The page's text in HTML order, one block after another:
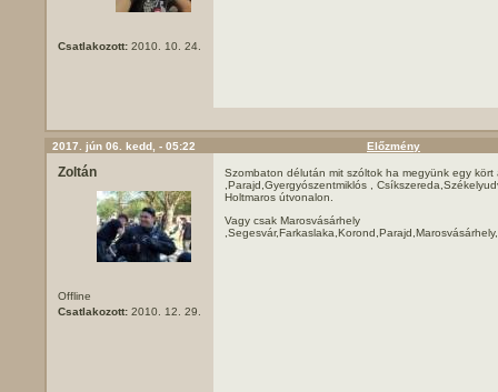
Csatlakozott: 2010. 10. 24.
2017. jún 06. kedd, - 05:22 Előzmény
Zoltán
Offline
Csatlakozott: 2010. 12. 29.
Szombaton délután mit szóltok ha megyünk egy kört
,Parajd,Gyergyószentmiklós ,
Holtmaros útvonalon.
Vagy csak Marosvásárhely